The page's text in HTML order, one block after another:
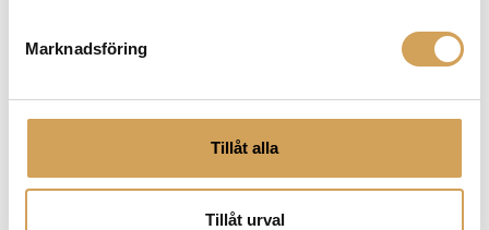
Marknadsföring
Tillåt alla
Tillåt urval
Ytterligare information